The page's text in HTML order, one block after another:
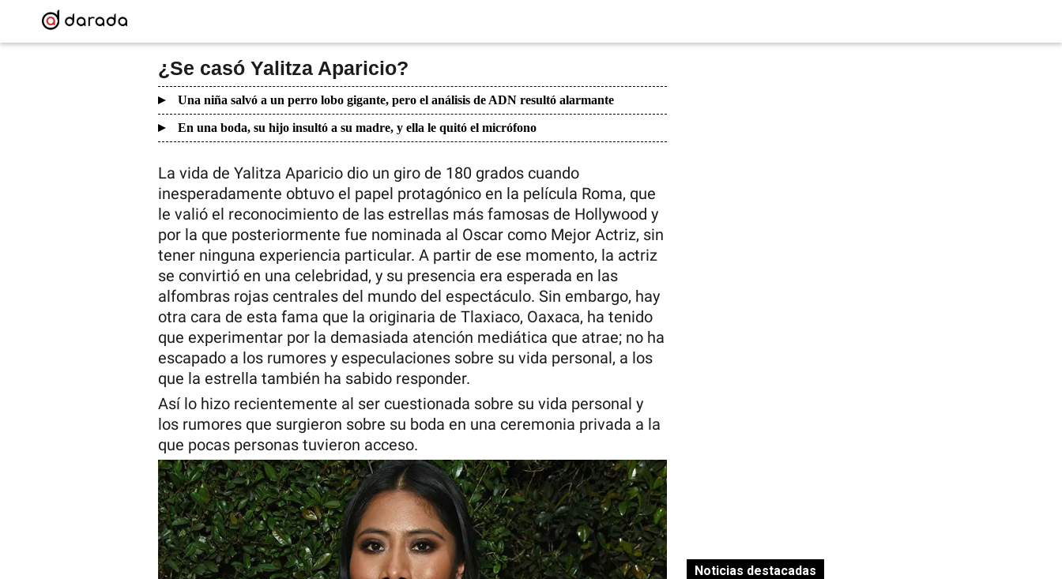
¿Se casó Yalitza Aparicio?
Una niña salvó a un perro lobo gigante, pero el análisis de ADN resultó alarmante
En una boda, su hijo insultó a su madre, y ella le quitó el micrófono
La vida de Yalitza Aparicio dio un giro de 180 grados cuando
inesperadamente obtuvo el papel protagónico en la película Roma, que
le valió el reconocimiento de las estrellas más famosas de Hollywood y
por la que posteriormente fue nominada al Oscar como Mejor Actriz, sin
tener ninguna experiencia particular. A partir de ese momento, la actriz
se convirtió en una celebridad, y su presencia era esperada en las
alfombras rojas centrales del mundo del espectáculo. Sin embargo, hay
otra cara de esta fama que la originaria de Tlaxiaco, Oaxaca, ha tenido
que experimentar por la demasiada atención mediática que atrae; no ha
escapado a los rumores y especulaciones sobre su vida personal, a los
que la estrella también ha sabido responder.
Así lo hizo recientemente al ser cuestionada sobre su vida personal y
los rumores que surgieron sobre su boda en una ceremonia privada a la
que pocas personas tuvieron acceso.
Noticias destacadas